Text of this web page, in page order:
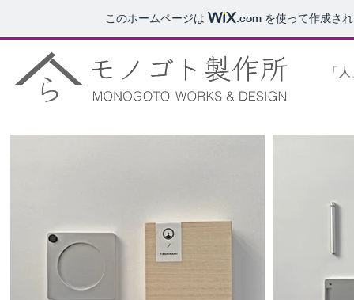
このホームページは .com を使って作成さ
「